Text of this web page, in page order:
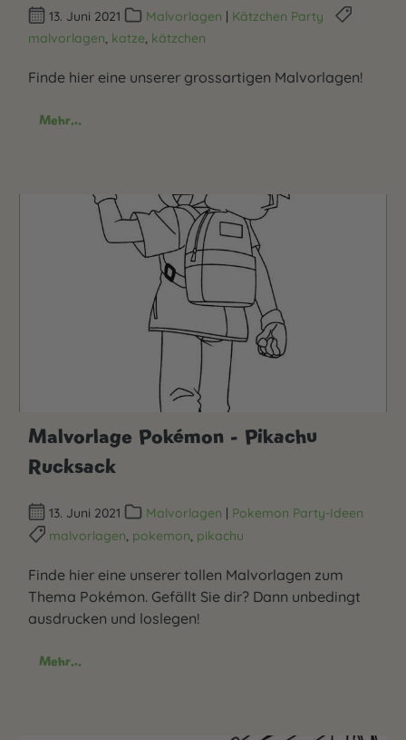
13. Juni 2021 Malvorlagen | Kätzchen Party
malvorlagen katze kätzchen
Finde hier eine unserer grossartigen Malvorlagen!
Mehr...
Malvorlage Pokémon - Pikachu
Rucksack
13. Juni 2021 Malvorlagen | Pokemon Party-Ideen
malvorlagen, pokemon, pikachu
Finde hier eine unserer tollen Malvorlagen zum
Thema Pokémon. Gefällt Sie dir? Dann unbedingt
ausdrucken und loslegen!
Mehr...